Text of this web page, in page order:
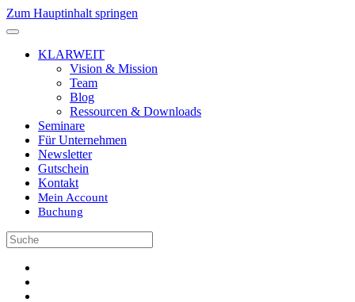
Zum Hauptinhalt springen
KLARWEIT
Vision & Mission
Team
Blog
Ressourcen & Downloads
Seminare
Für Unternehmen
Newsletter
Gutschein
Kontakt
Mein Account
Buchung